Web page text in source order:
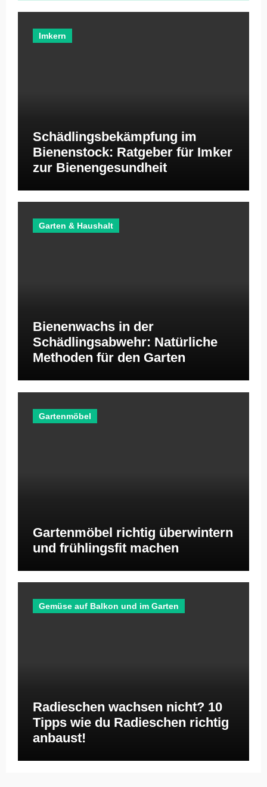
Imkern
Schädlingsbekämpfung im
Bienenstock: Ratgeber für Imker
zur Bienengesundheit
Garten & Haushalt
Bienenwachs in der
Schädlingsabwehr: Natürliche
Methoden für den Garten
Gartenmöbel
Gartenmöbel richtig überwintern
und frühlingsfit machen
Gemüse auf Balkon und im Garten
Radieschen wachsen nicht? 10
Tipps wie du Radieschen richtig
anbaust!